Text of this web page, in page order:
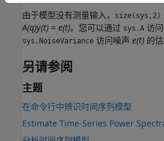
由于模型没有测量输入， size(sys,2)
A(q)y(t) = e(t)。您可以通过 sys.A 访问
sys.NoiseVariance 访问噪声 e(t) 的
另请参阅
主题
在命令行中辨识时间序列模型
Estimate Time-Series Power